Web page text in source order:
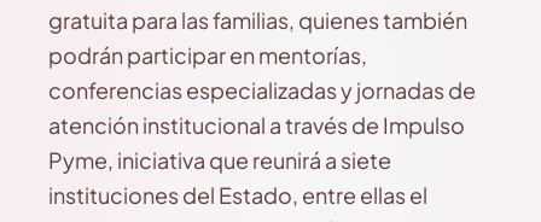
gratuita para las familias, quienes también
podrán participar en mentorías,
conferencias especializadas y jornadas de
atención institucional a través de Impulso
Pyme, iniciativa que reunirá a siete
instituciones del Estado, entre ellas el